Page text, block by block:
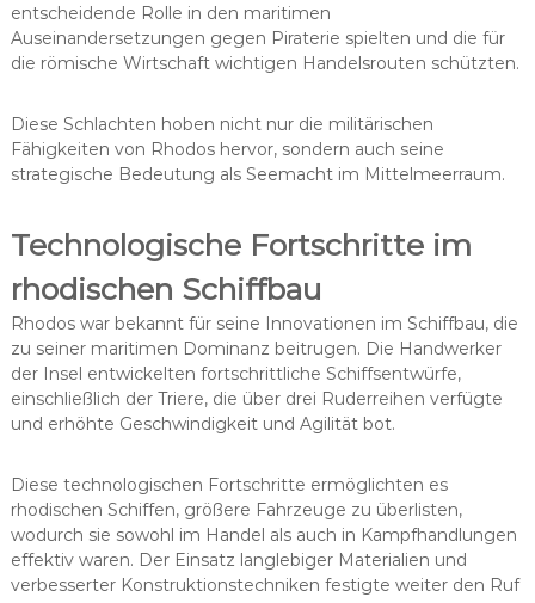
entscheidende Rolle in den maritimen
Auseinandersetzungen gegen Piraterie spielten und die für
die römische Wirtschaft wichtigen Handelsrouten schützten.
Diese Schlachten hoben nicht nur die militärischen
Fähigkeiten von Rhodos hervor, sondern auch seine
strategische Bedeutung als Seemacht im Mittelmeerraum.
Technologische Fortschritte im
rhodischen Schiffbau
Rhodos war bekannt für seine Innovationen im Schiffbau, die
zu seiner maritimen Dominanz beitrugen. Die Handwerker
der Insel entwickelten fortschrittliche Schiffsentwürfe,
einschließlich der Triere, die über drei Ruderreihen verfügte
und erhöhte Geschwindigkeit und Agilität bot.
Diese technologischen Fortschritte ermöglichten es
rhodischen Schiffen, größere Fahrzeuge zu überlisten,
wodurch sie sowohl im Handel als auch in Kampfhandlungen
effektiv waren. Der Einsatz langlebiger Materialien und
verbesserter Konstruktionstechniken festigte weiter den Ruf